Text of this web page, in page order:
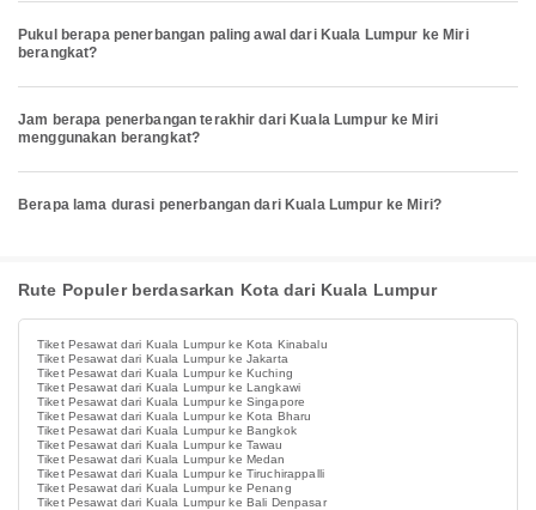
Pukul berapa penerbangan paling awal dari Kuala Lumpur ke Miri
berangkat?
Jam berapa penerbangan terakhir dari Kuala Lumpur ke Miri
menggunakan berangkat?
Berapa lama durasi penerbangan dari Kuala Lumpur ke Miri?
Rute Populer berdasarkan Kota dari Kuala Lumpur
Tiket Pesawat dari Kuala Lumpur ke Kota Kinabalu
Tiket Pesawat dari Kuala Lumpur ke Jakarta
Tiket Pesawat dari Kuala Lumpur ke Kuching
Tiket Pesawat dari Kuala Lumpur ke Langkawi
Tiket Pesawat dari Kuala Lumpur ke Singapore
Tiket Pesawat dari Kuala Lumpur ke Kota Bharu
Tiket Pesawat dari Kuala Lumpur ke Bangkok
Tiket Pesawat dari Kuala Lumpur ke Tawau
Tiket Pesawat dari Kuala Lumpur ke Medan
Tiket Pesawat dari Kuala Lumpur ke Tiruchirappalli
Tiket Pesawat dari Kuala Lumpur ke Penang
Tiket Pesawat dari Kuala Lumpur ke Bali Denpasar